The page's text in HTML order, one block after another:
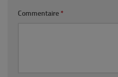
Commentaire *